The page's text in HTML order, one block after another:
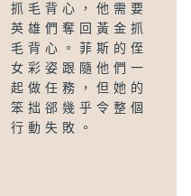
抓毛背心，他需要
英雄們奪回黃金抓
毛背心。菲斯的侄
女彩姿跟隨他們一
起做任務，但她的
笨拙郤幾乎令整個
行動失敗。